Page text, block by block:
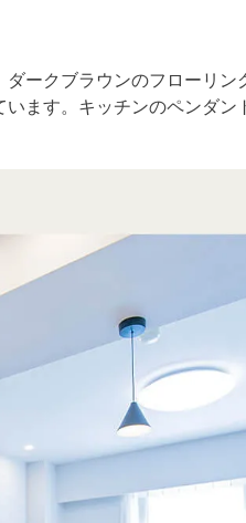
ークブラウンのフローリン
ます。キッチンのペンダン